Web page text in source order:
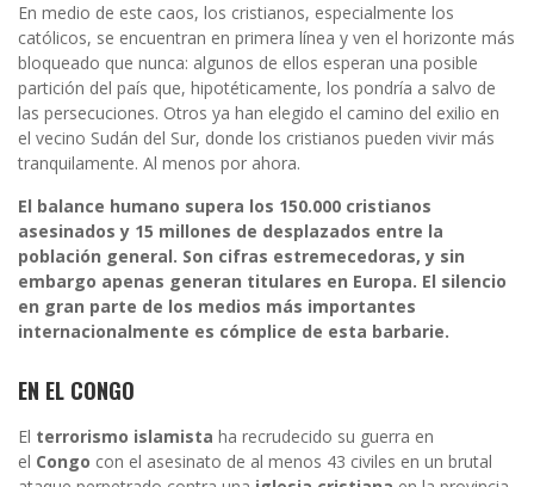
En medio de este caos, los cristianos, especialmente los
católicos, se encuentran en primera línea y ven el horizonte más
bloqueado que nunca: algunos de ellos esperan una posible
partición del país que, hipotéticamente, los pondría a salvo de
las persecuciones. Otros ya han elegido el camino del exilio en
el vecino Sudán del Sur, donde los cristianos pueden vivir más
tranquilamente. Al menos por ahora.
El balance humano supera los 150.000 cristianos
asesinados y 15 millones de desplazados entre la
población general. Son cifras estremecedoras, y sin
embargo apenas generan titulares en Europa. El silencio
en gran parte de los medios más importantes
internacionalmente es cómplice de esta barbarie.
EN EL CONGO
El terrorismo islamista ha recrudecido su guerra en
el Congo con el asesinato de al menos 43 civiles en un brutal